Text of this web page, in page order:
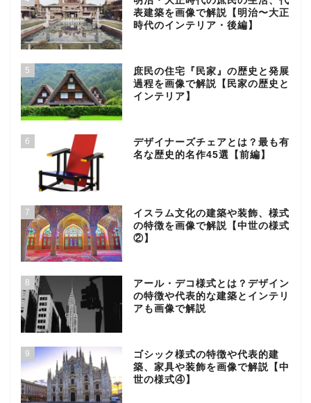
表建築を画像で解説【明治〜大正
時代のインテリア・後編】
5
庶民の住宅『民家』の歴史と発展
過程を画像で解説【民家の歴史と
インテリア】
6
デザイナーズチェアとは？最も有
名な歴史的名作45選【前編】
7
イスラム文化の建築や装飾、様式
の特徴を画像で解説【中世の様式
②】
8
アール・デコ様式とは？デザイン
の特徴や代表的な建築とインテリ
アも画像で解説
9
ゴシック様式の特徴や代表的建
築、家具や装飾を画像で解説【中
世の様式④】